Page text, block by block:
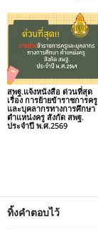
สพฐ.แจ้งหนังสือ ด่วนที่สุด
เรื่อง การย้ายข้าราชการครู
และบุคลากรทางการศึกษา
ตำแหน่งครู สังกัด สพฐ.
ประจำปี พ.ศ.2569
ทิ้งคำตอบไว้